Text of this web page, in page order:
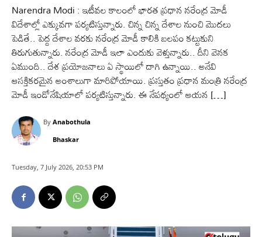
Narendra Modi : ఇటీవల కాలంలో భారత ప్రధాన నరేంద్ర మోడీ
విదేశాల్లో ఎక్కువగా పర్యటిస్తున్నారు. చిన్న చిన్న దేశాల నుంచి మొదలు
పెడితే.. పెద్ద దేశాల వరకు నరేంద్ర మోడీ కాలికి బలపం కట్టుకుని
తిరుగుతున్నారు. నరేంద్ర మోడీ ఇలా ఎందుకు వెళ్తున్నారు.. దీని వెనక
ఏముంది.. దేశ ప్రయోజనాలు ఏ స్థాయిలో దాగి ఉన్నాయి.. అనేవి
ఆసక్తికరమైన అంశాలుగా మారిపోయాయి. ప్రస్తుతం ప్రధాన మంత్రి నరేంద్ర
మోడీ ఇండోనేషియాలో పర్యటిస్తున్నారు. ఈ నేపథ్యంలో ఆయన […]
By Anabothula
Bhaskar
Tuesday, 7 July 2026, 20:53 PM